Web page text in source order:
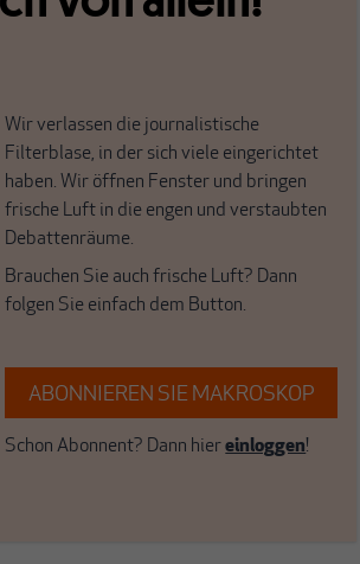
Wir verlassen die journalistische
Filterblase, in der sich viele eingerichtet
haben. Wir öffnen Fenster und bringen
frische Luft in die engen und verstaubten
Debattenräume.
Brauchen Sie auch frische Luft? Dann
folgen Sie einfach dem Button.
ABONNIEREN SIE MAKROSKOP
Schon Abonnent? Dann hier einloggen!